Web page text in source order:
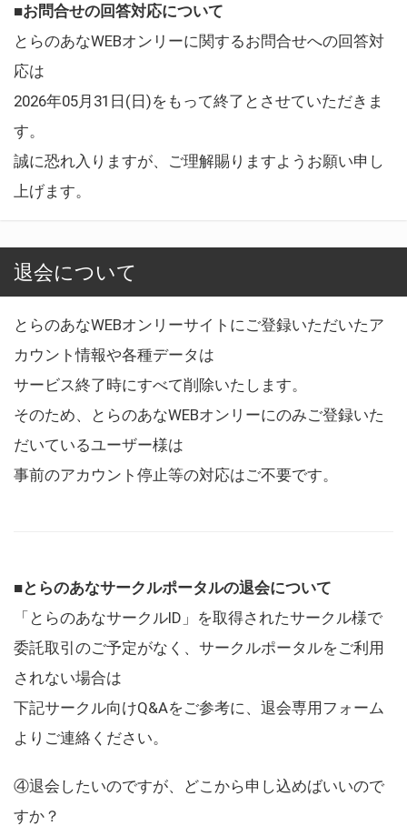
■お問合せの回答対応について
とらのあなWEBオンリーに関するお問合せへの回答対
応は
2026年05月31日(日)をもって終了とさせていただきま
す。
誠に恐れ入りますが、ご理解賜りますようお願い申し
上げます。
退会について
とらのあなWEBオンリーサイトにご登録いただいたア
カウント情報や各種データは
サービス終了時にすべて削除いたします。
そのため、とらのあなWEBオンリーにのみご登録いた
だいているユーザー様は
事前のアカウント停止等の対応はご不要です。
■とらのあなサークルポータルの退会について
「とらのあなサークルID」を取得されたサークル様で
委託取引のご予定がなく、サークルポータルをご利用
されない場合は
下記サークル向けQ&Aをご参考に、退会専用フォーム
よりご連絡ください。
④退会したいのですが、どこから申し込めばいいので
すか？